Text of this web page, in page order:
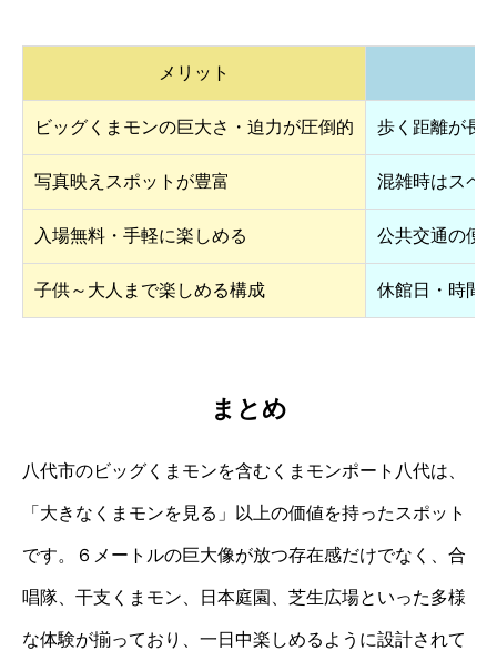
メリット
ビッグくまモンの巨大さ・迫力が圧倒的 歩く距離が長
写真映えスポットが豊富 混雑時はスペ
入場無料・手軽に楽しめる 公共交通の便
子供～大人まで楽しめる構成 休館日・時間
まとめ
八代市のビッグくまモンを含むくまモンポート八代は、
「大きなくまモンを見る」以上の価値を持ったスポット
です。６メートルの巨大像が放つ存在感だけでなく、合
唱隊、干支くまモン、日本庭園、芝生広場といった多様
な体験が揃っており、一日中楽しめるように設計されて